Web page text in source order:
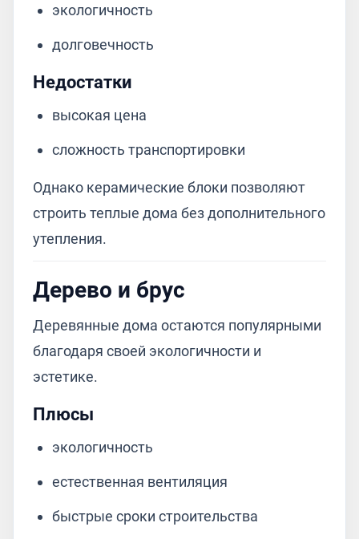
экологичность
долговечность
Недостатки
высокая цена
сложность транспортировки
Однако керамические блоки позволяют
строить теплые дома без дополнительного
утепления.
Дерево и брус
Деревянные дома остаются популярными
благодаря своей экологичности и
эстетике.
Плюсы
экологичность
естественная вентиляция
быстрые сроки строительства